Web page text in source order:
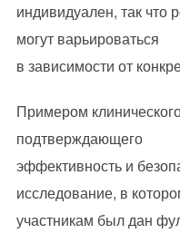
индивидуален, так что
могут варьироваться
в зависимости от
Примером
подтверждающего
эффективность и
исследование, в
участникам был дан